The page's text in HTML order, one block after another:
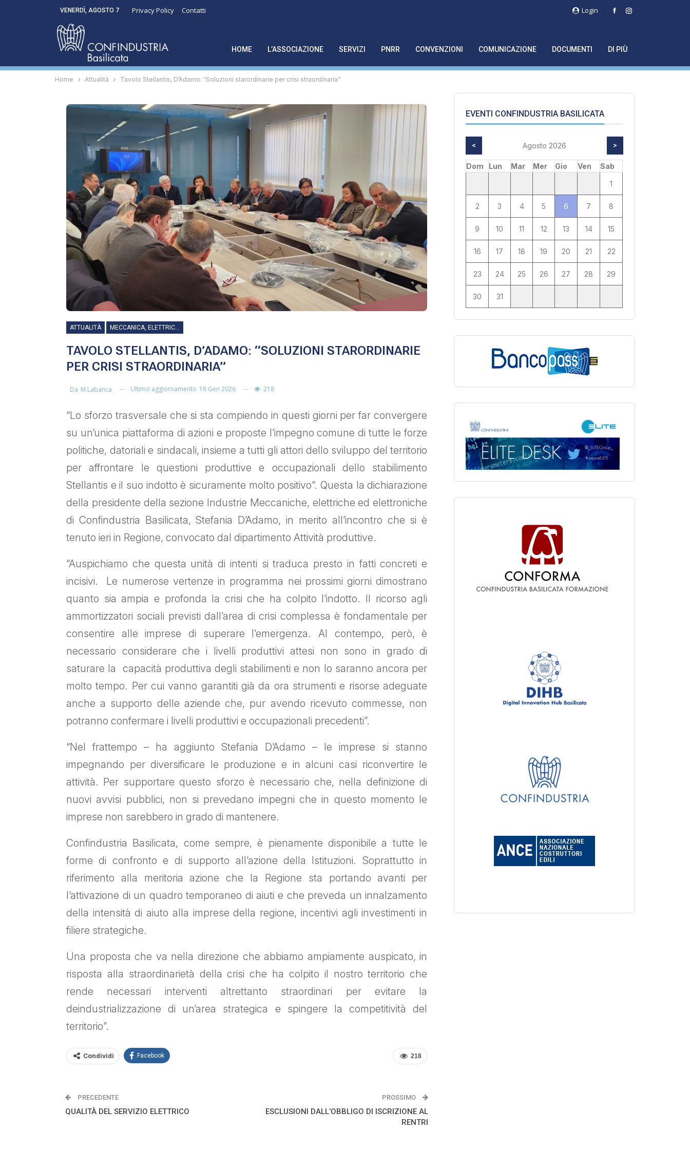
Login
VENERDÌ, AGOSTO 7 Privacy Policy Contatti
HOME L’ASSOCIAZIONE SERVIZI PNRR CONVENZIONI COMUNICAZIONE DOCUMENTI DI PIÙ
Home Attualità Tavolo Stellantis, D’Adamo: “Soluzioni starordinarie per crisi straordinaria”
ATTUALITÀ MECCANICA, ELETTRICA ED ELETTRONICA
TAVOLO STELLANTIS, D’ADAMO: “SOLUZIONI STARORDINARIE
PER CRISI STRAORDINARIA”
Da M.labanca Ultimo aggiornamento 16 Gen 2026 218
“Lo sforzo trasversale che si sta compiendo in questi giorni per far convergere
su un’unica piattaforma di azioni e proposte l’impegno comune di tutte le forze
politiche, datoriali e sindacali, insieme a tutti gli attori dello sviluppo del territorio
per affrontare le questioni produttive e occupazionali dello stabilimento
Stellantis e il suo indotto è sicuramente molto positivo”. Questa la dichiarazione
della presidente della sezione Industrie Meccaniche, elettriche ed elettroniche
di Confindustria Basilicata, Stefania D’Adamo, in merito all’incontro che si è
tenuto ieri in Regione, convocato dal dipartimento Attività produttive.
“Auspichiamo che questa unità di intenti si traduca presto in fatti concreti e
incisivi. Le numerose vertenze in programma nei prossimi giorni dimostrano
quanto sia ampia e profonda la crisi che ha colpito l’indotto. Il ricorso agli
ammortizzatori sociali previsti dall’area di crisi complessa è fondamentale per
consentire alle imprese di superare l’emergenza. Al contempo, però, è
necessario considerare che i livelli produttivi attesi non sono in grado di
saturare la capacità produttiva degli stabilimenti e non lo saranno ancora per
molto tempo. Per cui vanno garantiti già da ora strumenti e risorse adeguate
anche a supporto delle aziende che, pur avendo ricevuto commesse, non
potranno confermare i livelli produttivi e occupazionali precedenti”.
“Nel frattempo – ha aggiunto Stefania D’Adamo – le imprese si stanno
impegnando per diversificare le produzione e in alcuni casi riconvertire le
attività. Per supportare questo sforzo è necessario che, nella definizione di
nuovi avvisi pubblici, non si prevedano impegni che in questo momento le
imprese non sarebbero in grado di mantenere.
Confindustria Basilicata, come sempre, è pienamente disponibile a tutte le
forme di confronto e di supporto all’azione della Istituzioni. Soprattutto in
riferimento alla meritoria azione che la Regione sta portando avanti per
l’attivazione di un quadro temporaneo di aiuti e che preveda un innalzamento
della intensità di aiuto alla imprese della regione, incentivi agli investimenti in
filiere strategiche.
Una proposta che va nella direzione che abbiamo ampiamente auspicato, in
risposta alla straordinarietà della crisi che ha colpito il nostro territorio che
rende necessari interventi altrettanto straordinari per evitare la
deindustrializzazione di un’area strategica e spingere la competitività del
territorio”.
218
Condividi Facebook
PRECEDENTE
QUALITÀ DEL SERVIZIO ELETTRICO
PROSSIMO
ESCLUSIONI DALL’OBBLIGO DI ISCRIZIONE AL
RENTRI
EVENTI CONFINDUSTRIA BASILICATA
< Agosto 2026 >
Dom Lun Mar Mer Gio Ven
Sab
1
2 3 4 5 6 7 8
9 10 11 12 13 14 15
16 17 18 19 20 21 22
23 24 25 26 27 28 29
30 31